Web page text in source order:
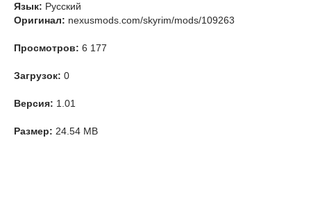
Язык: Русский
Оригинал: nexusmods.com/skyrim/mods/109263
Просмотров: 6 177
Загрузок: 0
Версия: 1.01
Размер: 24.54 MB